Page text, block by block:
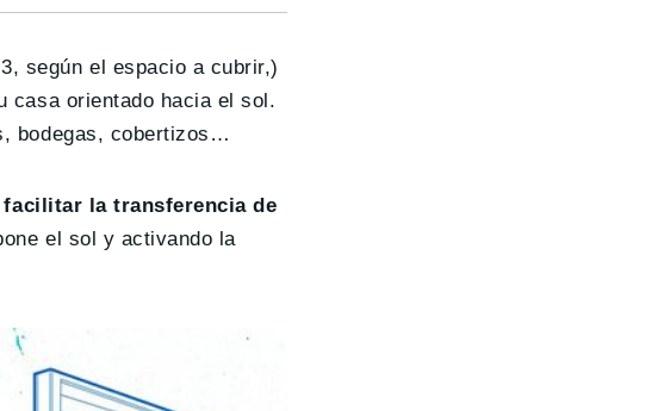
según el espacio a cubrir,)
casa orientado hacia el sol.
bodegas, cobertizos…
la transferencia de
el sol y activando la